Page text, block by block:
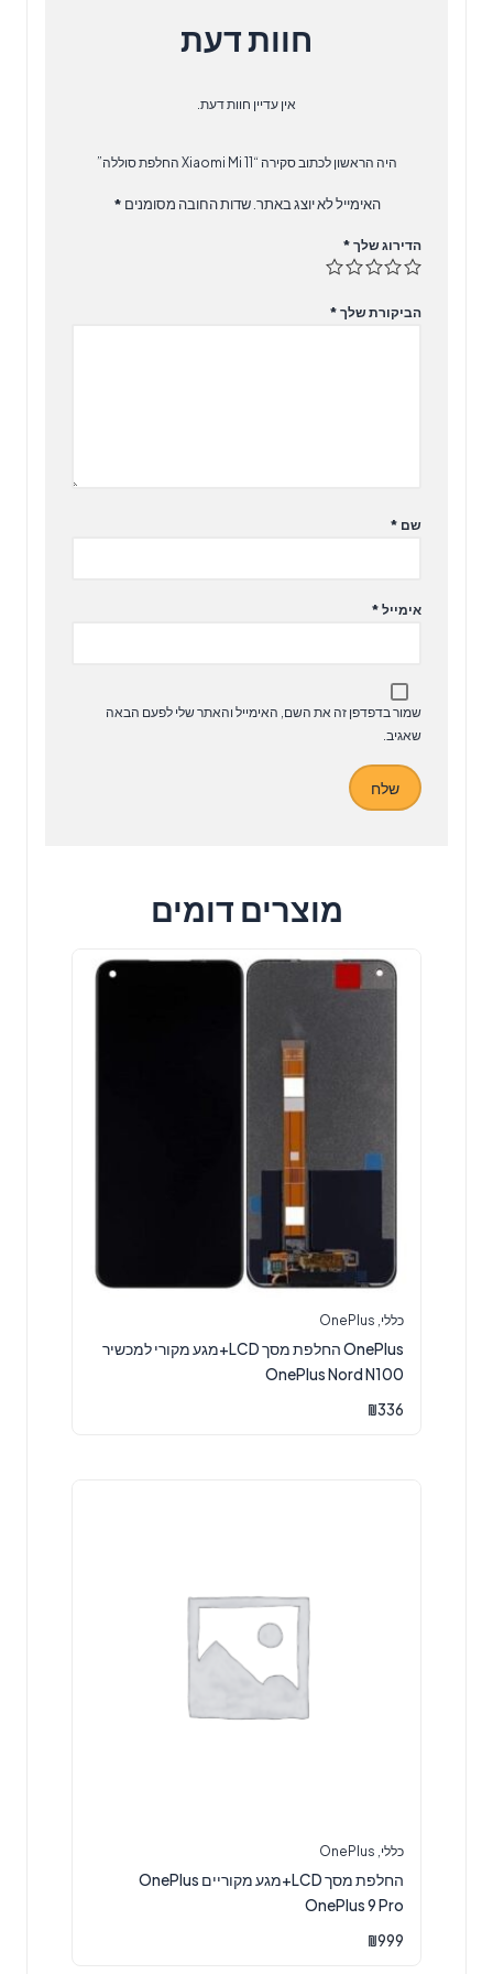
חוות דעת
אין עדיין חוות דעת.
היה הראשון לכתוב סקירה “Xiaomi Mi 11 החלפת סוללה”
האימייל לא יוצג באתר. שדות החובה מסומנים *
הדירוג שלך *
הביקורת שלך *
שם *
אימייל *
שמור בדפדפן זה את השם, האימייל והאתר שלי לפעם הבאה
שאגיב.
מוצרים דומים
כללי OnePlus
OnePlus החלפת מסך LCD+מגע מקורי למכשיר
OnePlus Nord N100
₪336
כללי OnePlus
החלפת מסך LCD+מגע מקוריים OnePlus
OnePlus 9 Pro
₪999